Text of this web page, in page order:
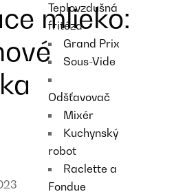
Teplovzdušná
fritéza
Grand Prix
Sous-Vide
Odšťavovač
Mixér
Kuchynský
robot
Raclette a
Fondue
mlieko: